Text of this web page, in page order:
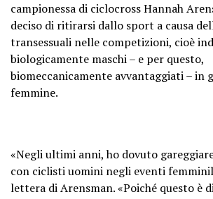
campionessa di ciclocross Hannah
deciso di ritirarsi dallo sport a causa
transessuali nelle competizioni, cioè
biologicamente maschi – e per questo,
biomeccanicamente avvantaggiati – in
femmine.
«Negli ultimi anni, ho dovuto
con ciclisti uomini negli eventi
lettera di Arensman. «Poiché questo è